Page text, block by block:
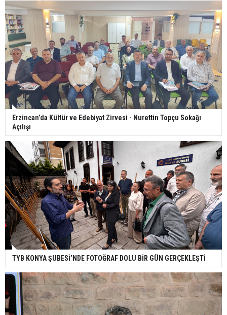
Erzincan’da Kültür ve Edebiyat Zirvesi - Nurettin Topçu Sokağı
Açılışı
TYB KONYA ŞUBESİ’NDE FOTOĞRAF DOLU BİR GÜN GERÇEKLEŞTİ